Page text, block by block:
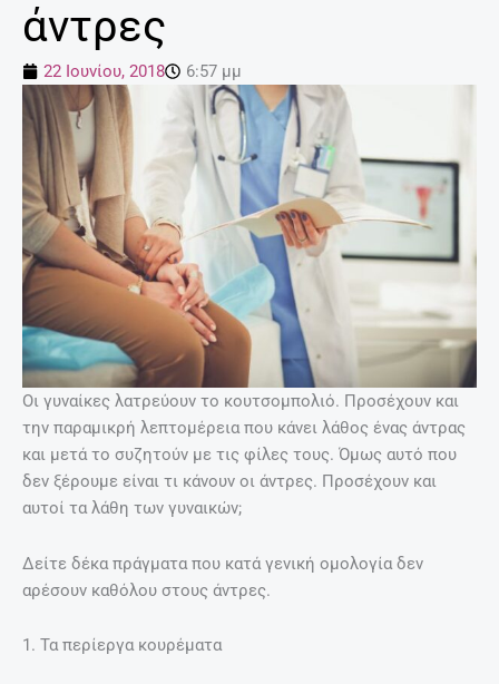
άντρες
22 Ιουνίου, 2018 6:57 μμ
Οι γυναίκες λατρεύουν το κουτσομπολιό. Προσέχουν και
την παραμικρή λεπτομέρεια που κάνει λάθος ένας άντρας
και μετά το συζητούν με τις φίλες τους. Όμως αυτό που
δεν ξέρουμε είναι τι κάνουν οι άντρες. Προσέχουν και
αυτοί τα λάθη των γυναικών;
Δείτε δέκα πράγματα που κατά γενική ομολογία δεν
αρέσουν καθόλου στους άντρες.
1. Τα περίεργα κουρέματα